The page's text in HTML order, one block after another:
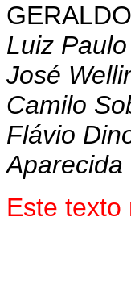
GERALDO
Luiz
José
Camilo
Flávio
Aparecida
Este texto